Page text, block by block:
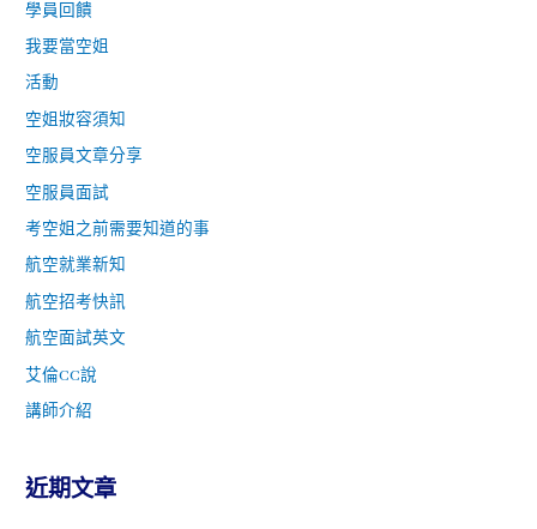
學員回饋
我要當空姐
活動
空姐妝容須知
空服員文章分享
空服員面試
考空姐之前需要知道的事
航空就業新知
航空招考快訊
航空面試英文
艾倫CC說
講師介紹
近期文章